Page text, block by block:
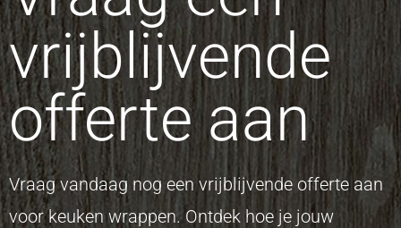
vrijblijvende
offerte aan
Vraag vandaag nog een vrijblijvende offerte aan
voor keuken wrappen. Ontdek hoe je jouw